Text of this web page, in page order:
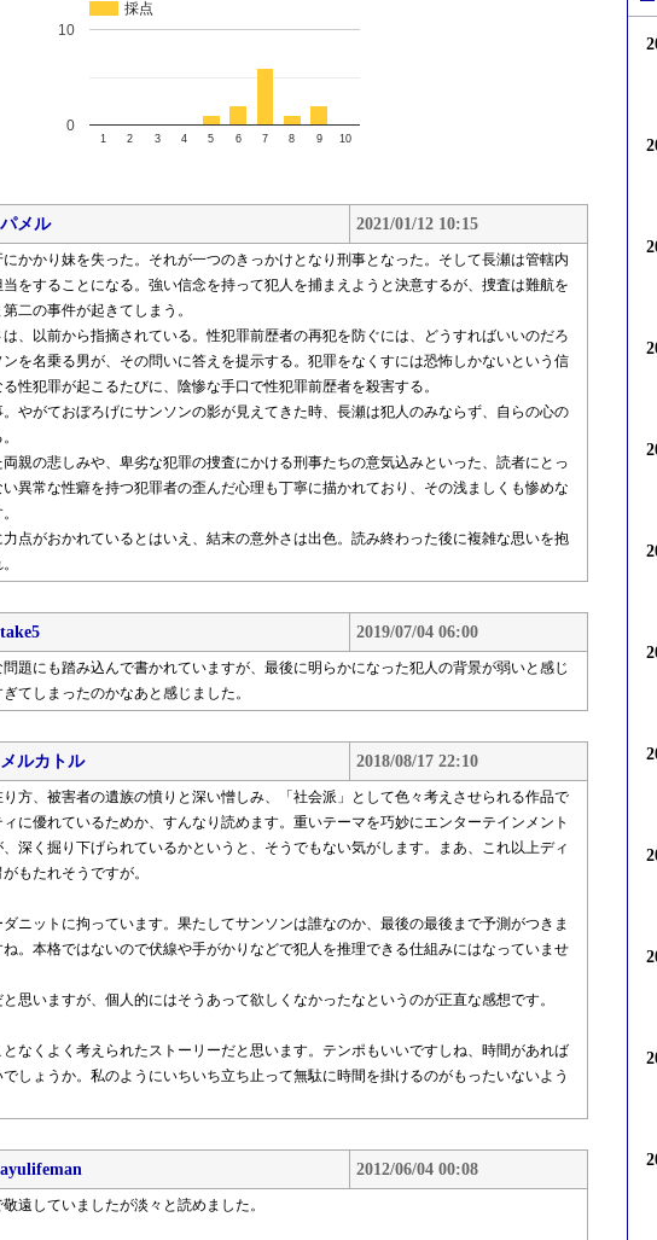
採点
1 2 3 4 5 6 7 8 9 10
0
10
パメル 2021/01/12 10:15
かかり妹を失った。それが一つのきっかけとなり刑事となった。そして長瀬は管轄内
をすることになる。強い信念を持って犯人を捕まえようと決意するが、捜査は難航を
展がないまま第二の事件が起きてしまう。
、以前から指摘されている。性犯罪前歴者の再犯を防ぐには、どうすればいいのだろ
を名乗る男が、その問いに答えを提示する。犯罪をなくすには恐怖しかないという信
性犯罪が起こるたびに、陰惨な手口で性犯罪前歴者を殺害する。
やがておぼろげにサンソンの影が見えてきた時、長瀬は犯人のみならず、自らの心の
親の悲しみや、卑劣な犯罪の捜査にかける刑事たちの意気込みといった、読者にとっ
異常な性癖を持つ犯罪者の歪んだ心理も丁寧に描かれており、その浅ましくも惨めな
点がおかれているとはいえ、結末の意外さは出色。読み終わった後に複雑な思いを抱
take5 2019/07/04 06:00
題にも踏み込んで書かれていますが、最後に明らかになった犯人の背景が弱いと感じ
てしまったのかなあと感じました。
メルカトル 2018/08/17 22:10
方、被害者の遺族の憤りと深い憎しみ、「社会派」として色々考えさせられる作品で
に優れているためか、すんなり読めます。重いテーマを巧妙にエンターテインメント
深く掘り下げられているかというと、そうでもない気がします。まあ、これ以上ディ
もたれそうですが。
ニットに拘っています。果たしてサンソンは誰なのか、最後の最後まで予測がつきま
。本格ではないので伏線や手がかりなどで犯人を推理できる仕組みにはなっていませ
思いますが、個人的にはそうあって欲しくなかったなというのが正直な感想です。
なくよく考えられたストーリーだと思います。テンポもいいですしね、時間があれば
しょうか。私のようにいちいち立ち止って無駄に時間を掛けるのがもったいないよう
ayulifeman 2012/06/04 00:08
遠していましたが淡々と読めました。